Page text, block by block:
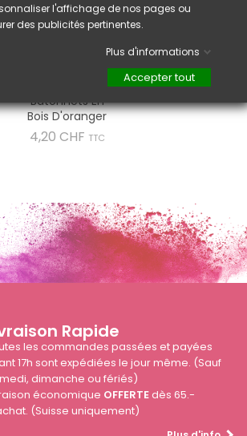
Bâtonnets En
Bois D'oranger
4,20 CHF Prix
TTC
Rapide
les commandes passées et payées
17h sont expédiées le jour même. (Sauf
dimanche ou fériés)
économique OFFERTEdès 65.-
(Suisse uniquement)
l'affichage de nos pages ou
des publicités pertinentes.
Plus d'informations
Accepter tout